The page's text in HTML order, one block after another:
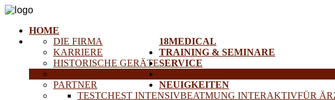
HOME
18MEDICAL
DIE FIRMA
KARRIERE
HISTORISCHE GERÄTE
PARTNER
TRAINING & SEMINARE
FÜR
TESTCHEST INTENSIVBEATMUNG INTERAKTIV
SERVICE
NEUIGKEITEN